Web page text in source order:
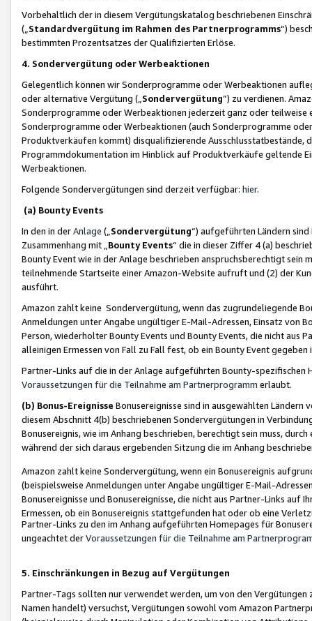
Vorbehaltlich der in diesem Vergütungskatalog beschriebenen
(„ Standardvergütung im Rahmen des Partnerprogramms“)
bestimmten Prozentsatzes der Qualifizierten Erlöse.
4. Sondervergütung oder Werbeaktionen
Gelegentlich können wir Sonderprogramme oder Werbeaktionen
oder alternative Vergütung („ Sondervergütung”) zu verdienen.
Sonderprogramme oder Werbeaktionen jederzeit ganz oder
Sonderprogramme oder Werbeaktionen (auch Sonderprogramme
Produktverkäufen kommt) disqualifizierende Ausschlusstatbestände,
Programmdokumentation im Hinblick auf Produktverkäufe geltende
Werbeaktionen.
Folgende Sondervergütungen sind derzeit verfügbar: hier.
(a) Bounty Events
In den in derAnlage („ Sondervergütung“) aufgeführten Ländern
Zusammenhang mit „ Bounty Events“ die in dieser Ziffer 4 (a)
Bounty Event wie in der Anlage beschrieben anspruchsberechtigt sein
teilnehmende Startseite einer Amazon-Website aufruft und (2) der
ausführt.
Amazon zahlt keine Sondervergütung, wenn das zugrundeliegende
Anmeldungen unter Angabe ungültiger E-Mail-Adressen, Einsatz von
Person, wiederholter Bounty Events und Bounty Events, die nicht
alleinigen Ermessen von Fall zu Fall fest, ob ein Bounty Event
Partner-Links auf die in der Anlage aufgeführten Bounty-spezifischen
Voraussetzungen für die Teilnahme am Partnerprogramm erlaubt.
(b) Bonus-Ereignisse Bonusereignisse sind in ausgewählten Ländern
diesem Abschnitt 4(b) beschriebenen Sondervergütungen in
Bonusereignis, wie im Anhang beschrieben, berechtigt sein muss,
während der sich daraus ergebenden Sitzung die im Anhang
Amazon zahlt keine Sondervergütung, wenn ein Bonusereignis
(beispielsweise Anmeldungen unter Angabe ungültiger E-Mail-
Bonusereignisse und Bonusereignisse, die nicht aus Partner-Links auf
Ermessen, ob ein Bonusereignis stattgefunden hat oder ob eine
Partner-Links zu den im Anhang aufgeführten Homepages für
ungeachtet derVoraussetzungen für die Teilnahme am
5. Einschränkungen in Bezug auf Vergütungen
Partner-Tags sollten nur verwendet werden, um von den
Namen handelt) versuchst, Vergütungen sowohl vom Amazon